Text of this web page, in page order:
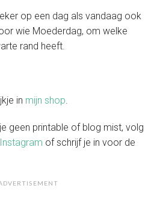
op een dag als vandaag ook
wie Moederdag, om welke
rand heeft.
in mijn shop.
geen printable of blog mist, volg
Instagram of schrijf je in voor de